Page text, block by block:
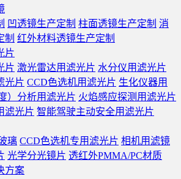
凹透镜生产定制 柱面透镜生产定制 消
制 红外材料透镜生产定制
片
片 激光雷达用滤光片 水分仪用滤光片
光片 CCD色选机用滤光片 生化仪器用
）分析用滤光片 火焰感应探测用滤光片
滤光片 智能驾驶主动安全用滤光片
璃 CCD色选机专用滤光片 相机用滤镜
光学分光镜片 透红外PMMA/PC材质
方案